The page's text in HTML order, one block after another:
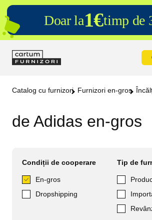
Doar la1€timp de
Catalog cu furnizori Furnizori en-gros
de Adidas en-gros
Condiții de cooperare
En-gros
Dropshipping
Tip de